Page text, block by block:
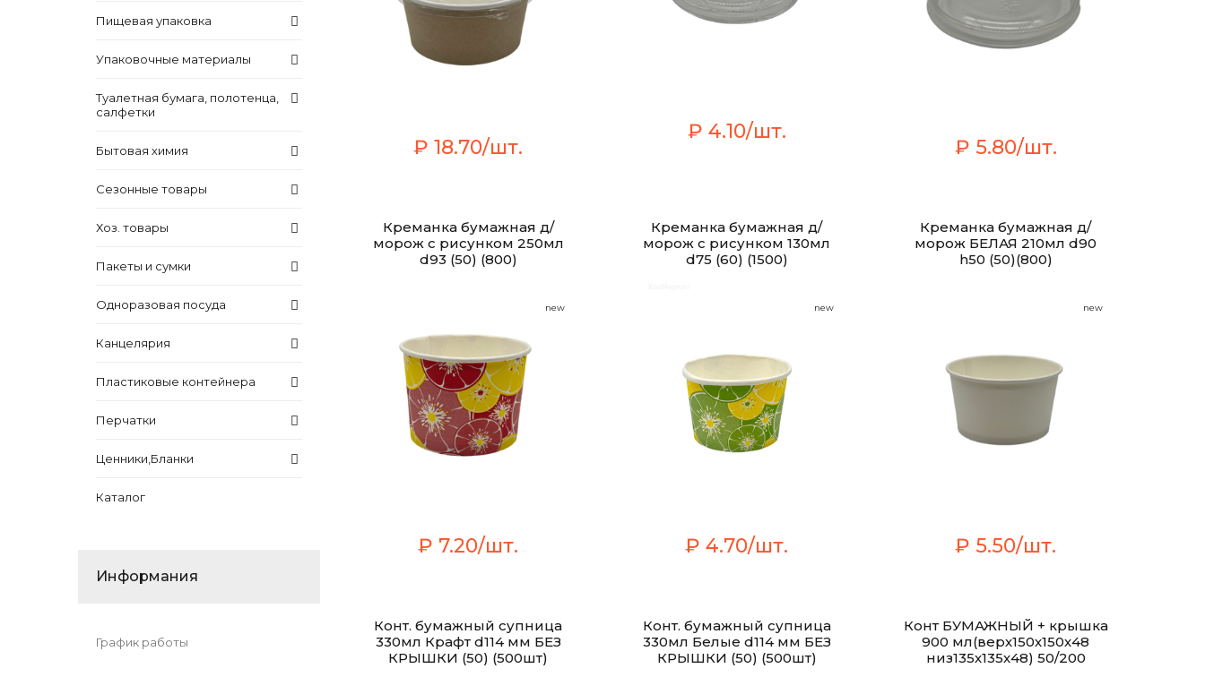
₽ 18.70/шт.
₽ 4.10/шт.
₽ 5.80/шт.
Креманка бумажная д/
морож с рисунком 250мл
d93 (50) (800)
new
₽ 7.20/шт.
Креманка бумажная д/
морож с рисунком 130мл
d75 (60) (1500)
new
₽ 4.70/шт.
Креманка бумажная д/
морож БЕЛАЯ 210мл d90
h50 (50)(800)
new
₽ 5.50/шт.
Конт. бумажный супница
330мл Крафт d114 мм БЕЗ
КРЫШКИ (50) (500шт)
Конт. бумажный супница
330мл Белые d114 мм БЕЗ
КРЫШКИ (50) (500шт)
Конт БУМАЖНЫЙ + крышка
900 мл(верх150х150х48
низ135х135х48) 50/200
Пищевая упаковка
Упаковочные материалы
Туалетная бумага, полотенца,
салфетки
Бытовая химия
Сезонные товары
Хоз. товары
Пакеты и сумки
Одноразовая посуда
Канцелярия
Пластиковые контейнера
Перчатки
Ценники,Бланки
Каталог
Информания
График работы